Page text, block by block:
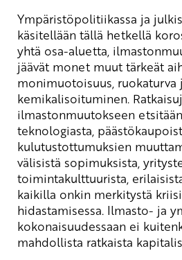
Ympäristöpolitiikassa ja
käsitellään tällä hetkellä
yhtä osa-aluetta,
jäävät monet muut tärkeät
monimuotoisuus, ruokaturva
kemikalisoituminen.
ilmastonmuutokseen
teknologiasta,
kulutustottumuksien
välisistä sopimuksista,
toimintakulttuurista,
kaikilla onkin merkitystä
hidastamisessa. Ilmasto- ja
kokonaisuudessaan ei
mahdollista ratkaista